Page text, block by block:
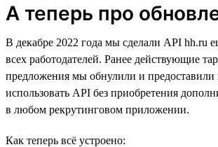
А теперь про
В декабре 2022 года мы сделали API hh.ru
всех работодателей. Ранее действующие
предложения мы обнулили и предоставили
использовать API без приобретения
в любом рекрутинговом приложении.
Как теперь всё устроено: